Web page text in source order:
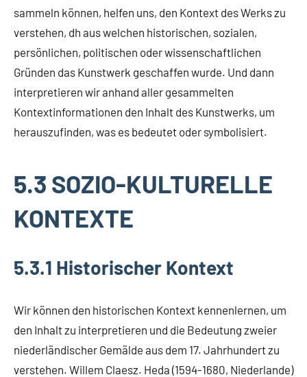
sammeln können, helfen uns, den Kontext des Werks zu
verstehen, dh aus welchen historischen, sozialen,
persönlichen, politischen oder wissenschaftlichen
Gründen das Kunstwerk geschaffen wurde. Und dann
interpretieren wir anhand aller gesammelten
Kontextinformationen den Inhalt des Kunstwerks, um
herauszufinden, was es bedeutet oder symbolisiert.
5.3 SOZIO-KULTURELLE
KONTEXTE
5.3.1 Historischer Kontext
Wir können den historischen Kontext kennenlernen, um
den Inhalt zu interpretieren und die Bedeutung zweier
niederländischer Gemälde aus dem 17. Jahrhundert zu
verstehen. Willem Claesz. Heda (1594-1680, Niederlande)